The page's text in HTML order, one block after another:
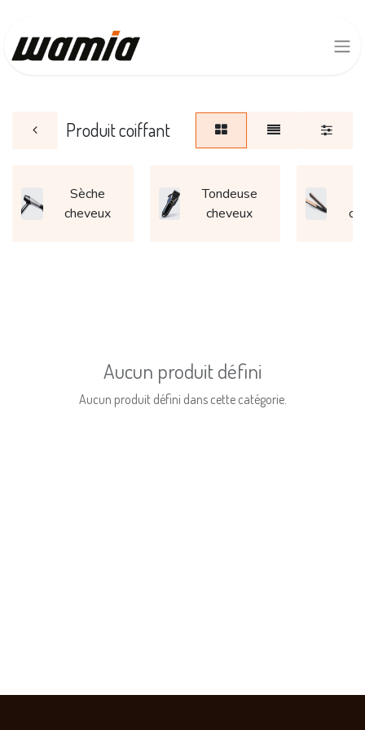
Produit coiffant
Sèche
cheveux
Tondeuse
cheveux
Aucun produit défini
Aucun produit défini dans cette catégorie.